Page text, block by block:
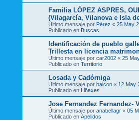
Familia LÓPEZ ASPRES,
(Vilagarcía, Vilanova e Isla
Último mensaje por Pérez « 25 May
Publicado en Buscas
Identificación de pueblo
Trillesta en licencia
Último mensaje por car2002 « 25
Publicado en Territorio
Losada y Cadórniga
Último mensaje por balcon « 12 May
Publicado en Liñaxes
Jose Fernandez Fernandez-
Último mensaje por anabellagr « 05
Publicado en Apelidos